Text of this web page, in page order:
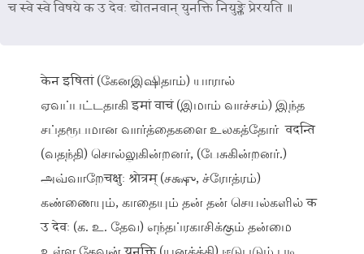
च स्वे स्वे विषये क उ देवः द्योतनवान् युनक्ति नियुङ्क्ते प्रेरयति ॥
केन इषितां (கேனஇஷிதாம்) யாரால்
ஏவப்பட்டதாகி इमां वाचं (இமாம் வாச்சம்) இந்த
சப்தரூபமான வார்த்தைகளை உலகத்தோர் वदन्ति
(வதந்தி) சொல்லுகின்றனர், (பேசுகின்றனர்.)
அவ்வாறேचक्षुः श्रोत्रम् (சக்ஷு, ச்ரோத்ரம்)
கண்ணையும், காதையும் தன் தன் செயல்களில் क
उ देवः (க. உ. தேவ) எந்தப்ரகாசிக்கும் தன்மை